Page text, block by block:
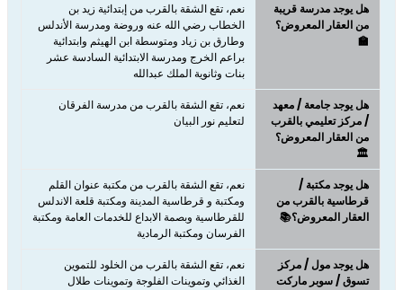
هل يوجد مدرسة قريبة
من العقار المعروض؟
🏫
نعم، تقع الشقة بالقرب من إبتدائية زيد بن
الخطاب رضي الله عنه وروضة ومدرسة الأندلس
وطارق بن زياد ومتوسطة ابن الهيثم وابتدائية
براعم الخرج ومدرسة الابتدائية السادسة عشر
بنات وثانوية الملك عبدالله
هل يوجد جامعة / معهد
/ مركز تعليمي بالقرب
من العقار المعروض؟
🏛️
نعم، تقع الشقة بالقرب من مدرسة الفرقان
لتعليم نور البيان
هل يوجد مكتبة /
قرطاسية بالقرب من
العقار المعروض؟📚
نعم، تقع الشقة بالقرب من مكتبة عنوان القلم
ومكتبة و قرطاسية المدينة ومكتبة قلعة الاندلس
للقرطاسية وبصمة الابداع للخدمات العامة ومكتبة
الفرسان ومكتبة الرمادية
هل يوجد مول / مركز
تسوق / سوبر ماركت
نعم، تقع الشقة بالقرب من الخلود للتموين
الغذائي وتموينات الفلوجة وتموينات طلال